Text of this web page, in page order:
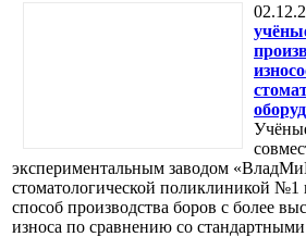
экспериментальным заводом
стоматологической поликлиникой
способ производства боров с более
износа по сравнению со